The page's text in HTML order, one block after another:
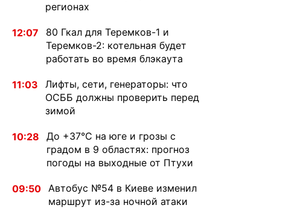
регионах
12:07
80 Гкал для Теремков-1 и
Теремков-2: котельная будет
работать во время блэкаута
11:03
Лифты, сети, генераторы: что
ОСББ должны проверить перед
зимой
10:28
До +37°C на юге и грозы с
градом в 9 областях: прогноз
погоды на выходные от Птухи
09:50 Автобус №54 в Киеве изменил
маршрут из-за ночной атаки